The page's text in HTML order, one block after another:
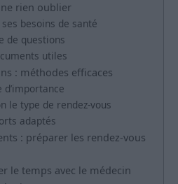
rien oublier
besoins de santé
de questions
utiles
: méthodes efficaces
le type de rendez-vous
adaptés
: préparer les rendez-vous
le temps avec le médecin